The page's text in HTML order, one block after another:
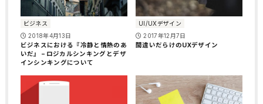
ビジネス
2018年4月13日
ビジネスにおける『冷静と情熱のあ
いだ』 – ロジカルシンキングとデザ
インシンキングについて
UI/UXデザイン
2017年12月7日
間違いだらけのUXデザイン